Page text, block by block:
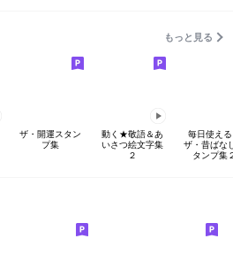
もっと見る
ザ・開運スタン
プ集
動く★敬語＆あ
いさつ絵文字集
２
毎日使え
ザ・昔ばな
タンプ集